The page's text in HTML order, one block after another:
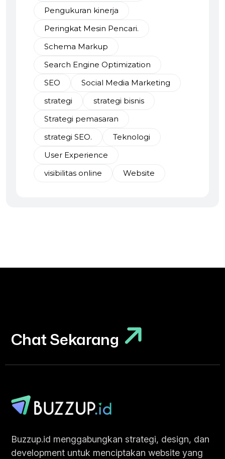
Pengukuran kinerja
Peringkat Mesin Pencari.
Schema Markup
Search Engine Optimization
SEO
Social Media Marketing
strategi
strategi bisnis
Strategi pemasaran
strategi SEO.
Teknologi
User Experience
visibilitas online
Website
Chat Sekarang
Chat Sekarang
Buzzup.id menggabungkan strategi, design, dan
development untuk menciptakan website yang